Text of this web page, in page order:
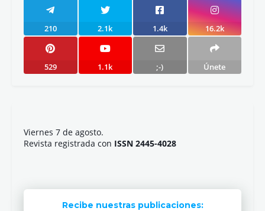
210 2.1k 1.4k 16.2k
529 1.1k ;-) Únete
Viernes 7 de agosto.
Revista registrada con ISSN 2445-4028
Recibe nuestras publicaciones: